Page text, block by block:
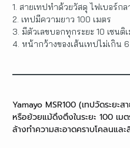
1. สายเทปทำด้วยวัสดุ ไฟเบอร์กล
2. เทปมีความยาว 100 เมตร
3. มีตัวเลขบอกทุกระยะ 10 เซนติ
4. หน้ากว้างของเส้นเทปไม่เกิน
Yamayo MSR100 (เทปวัดระย
หรือย้วยแม้ดึงตึงในระยะ 100 เม
ล้างทำความสะอาดคราบโคลนแล